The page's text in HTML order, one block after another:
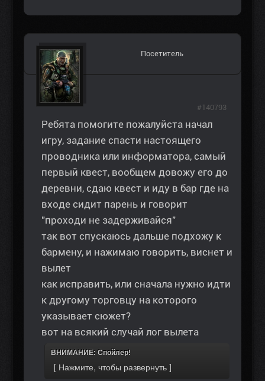
Посетитель
Ребята помогите пожалуйста начал
игру, задание спасти настоящего
проводника или информатора, самый
первый квест, вообщем довожу его до
деревни, сдаю квест и иду в бар где на
входе сидит парень и говорит
"проходи не задерживайся"
так вот спускаюсь дальше подхожу к
бармену, и нажимаю говорить, виснет и
вылет
как исправить, или сначала нужно идти
к другому торговцу на которого
указывает сюжет?
вот на всякий случай лог вылета
ВНИМАНИЕ: Спойлер!
#140793